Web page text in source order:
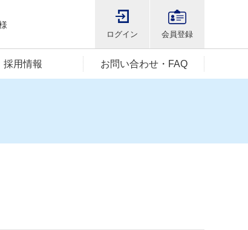
ログイン 会員登録
採用情報 お問い合わせ・FAQ